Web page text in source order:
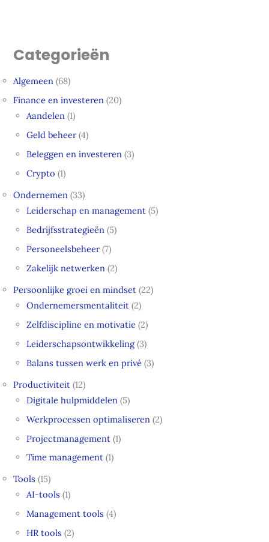
Categorieën
Algemeen (68)
Finance en investeren (20)
Aandelen (1)
Geld beheer(4)
Beleggen en investeren (3)
Crypto (1)
Ondernemen (33)
Leiderschap en management (5)
Bedrijfsstrategieën (5)
Personeelsbeheer(7)
Zakelijk netwerken (2)
Persoonlijke groei en mindset (22)
Ondernemersmentaliteit (2)
Zelfdiscipline en motivatie (2)
Leiderschapsontwikkeling(3)
Balans tussen werk en privé (3)
Productiviteit (12)
Digitale hulpmiddelen (5)
Werkprocessen optimaliseren (2)
Projectmanagement (1)
Time management (1)
Tools (15)
AI-tools (1)
Management tools (4)
HR tools (2)